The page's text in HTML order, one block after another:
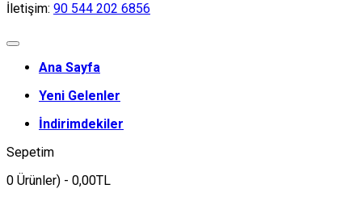
İletişim: 90 544 202 6856
Ana Sayfa
Yeni Gelenler
İndirimdekiler
Sepetim
0 Ürünler) - 0,00TL